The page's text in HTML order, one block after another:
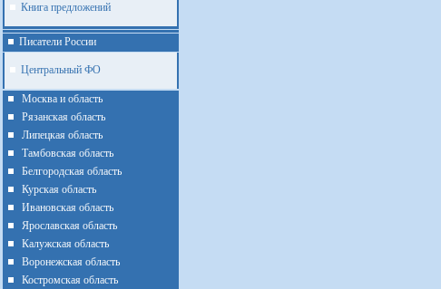
Книга предложений
Писатели России
Центральный ФО
Москва и область
Рязанская область
Липецкая область
Тамбовская область
Белгородская область
Курская область
Ивановская область
Ярославская область
Калужская область
Воронежская область
Костромская область